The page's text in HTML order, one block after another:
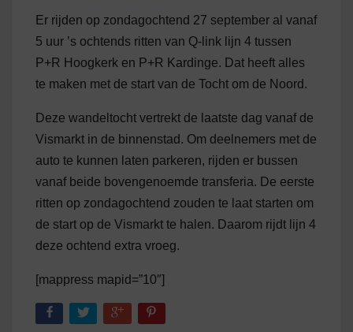
Er rijden op zondagochtend 27 september al vanaf
5 uur ’s ochtends ritten van Q-link lijn 4 tussen
P+R Hoogkerk en P+R Kardinge. Dat heeft alles
te maken met de start van de Tocht om de Noord.
Deze wandeltocht vertrekt de laatste dag vanaf de
Vismarkt in de binnenstad. Om deelnemers met de
auto te kunnen laten parkeren, rijden er bussen
vanaf beide bovengenoemde transferia. De eerste
ritten op zondagochtend zouden te laat starten om
de start op de Vismarkt te halen. Daarom rijdt lijn 4
deze ochtend extra vroeg.
[mappress mapid=”10″]